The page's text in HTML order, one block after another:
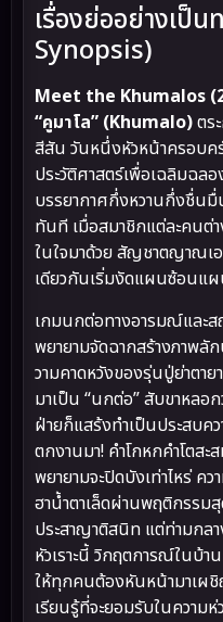
เรื่องย่ออย่างเป็
Synopsis)
Meet the Khumalos
“คูมาโล” (Khumalo)ตร
สีสัน วันหนึ่งหัวหน้าครอบค
ประวัติศาสตร์เพื่อเฉลิมฉล
บรรยากาศกึ่งหวานกึ่งชื่น
ทันที เมื่อสมาชิกแต่ละคนต่
ในใจมาด้วย สัญชาตญาณเอ
เดียวกันเริ่มงัดแผนซ้อนแ
เกมนกต่อทางอารมณ์และ
พยายามจัดฉากสร้างภาพ
วามคาดหวังของรุ่นปู่ย่าตา
มาเป็น “นกต่อ” สับขาหลอ
ฝ่ายก็แสร้งทำเป็นประสบค
ตกงานมา! คำโกหกคำโตส
พยายามจะปิดบังเท่าไหร่ ค
ฮาน้ำตาเล็ดผ่านพฤติกรรม
ประสาญาติสนิท แต่ท่ามกล
หัวเราะนี้ วิกฤตการณ์ในบ้
ให้ทุกคนต้องหันหน้ามาเผชิ
เรียนรู้ที่จะยอมรับในความ